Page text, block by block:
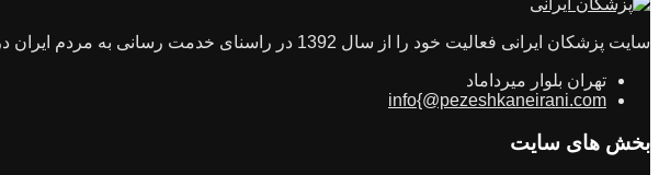
سایت پزشکان ایرانی فعالیت خود را از سال 1392 در راسنای خدمت رسانی به مردم ایران در راستای سلامتی و انتخاب بهترین طبیب راه اندازی شد
تهران بلوار میرداماد
info{@pezeshkaneirani.com
بخش های سایت